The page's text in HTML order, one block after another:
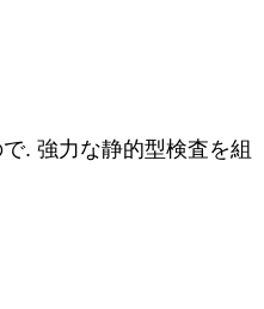
. 強力な静的型検査を組